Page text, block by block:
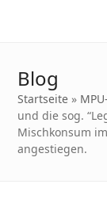
Blog
Startseite »
und die sog.
Mischkonsum
angestiegen.